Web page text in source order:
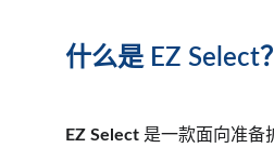
什么是 EZ Select？
EZ Select 是一款面向准备